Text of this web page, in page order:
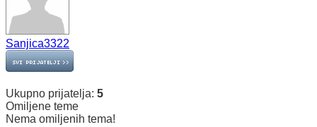
Sanjica3322
Ukupno prijatelja: 5
Omiljene teme
Nema omiljenih tema!